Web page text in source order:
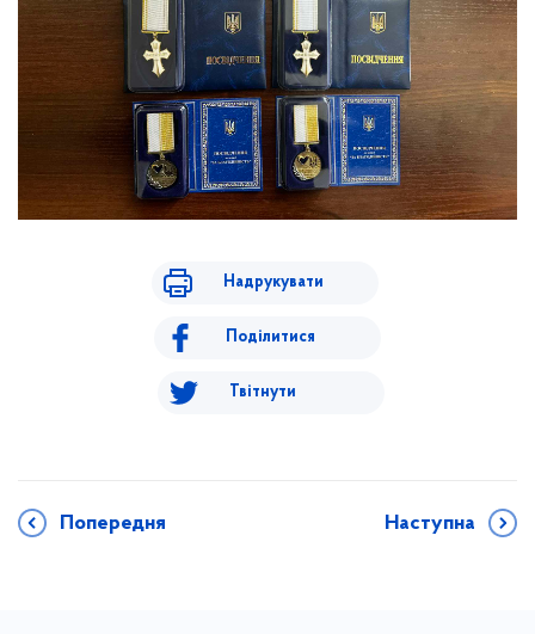
Надрукувати
Поділитися
Твітнути
Попередня Наступна